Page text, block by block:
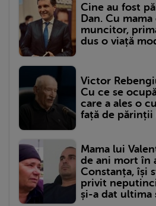
Cine au fost
Dan. Cu
muncitor,
dus o viață
Victor
Cu ce se
care a ales o
față de părinții
Mama lui
de ani mort în
Constanța, își
privit
și-a dat ultima